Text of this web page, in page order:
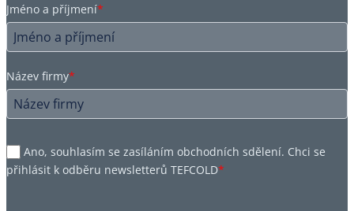
Jméno a příjmení*
Název firmy*
Ano, souhlasím se zasíláním obchodních sdělení. Chci se
přihlásit k odběru newsletterů TEFCOLD*